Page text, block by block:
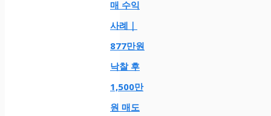
매 수익
사례｜
877만원
낙찰 후
1,500만
원 매도